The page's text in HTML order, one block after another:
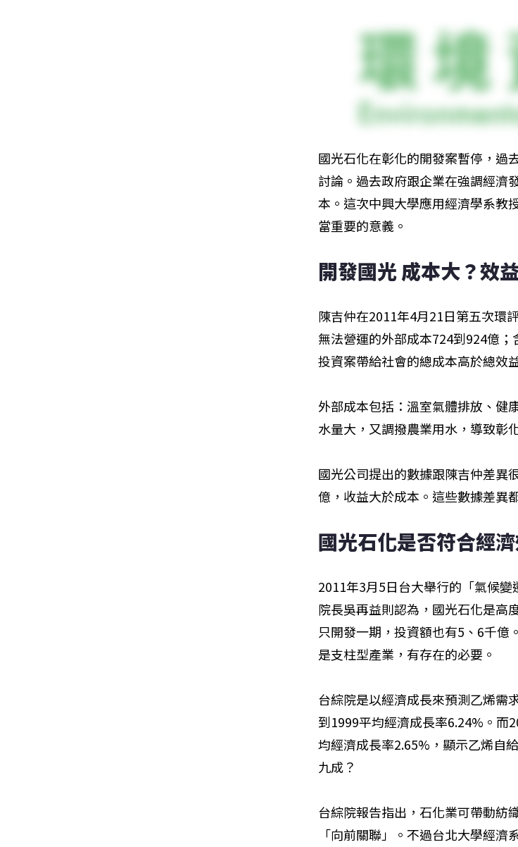
國光石化在彰化的開發案暫停，過
討論。過去政府跟企業在強調經濟
本。這次中興大學應用經濟學系教
當重要的意義。
開發國光 成本大？效
陳吉仲在2011年4月21日第五次環
無法營運的外部成本724到924億
投資案帶給社會的總成本高於總效
外部成本包括：溫室氣體排放、健
水量大，又調撥農業用水，導致彰
國光公司提出的數據跟陳吉仲差異
億，收益大於成本。這些數據差異
國光石化是否符合經
2011年3月5日台大舉行的「氣候
院長吳再益則認為，國光石化是高
只開發一期，投資額也有5、6千億
是支柱型產業，有存在的必要。
台綜院是以經濟成長來預測乙烯需
到1999平均經濟成長率6.24%。而
均經濟成長率2.65%，顯示乙烯自
九成？
台綜院報告指出，石化業可帶動紡
「向前關聯」。不過台北大學經